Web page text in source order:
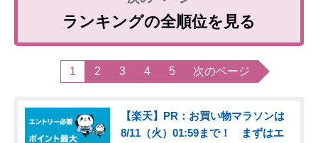
ランキングの全順位を見る
1 2 3 4 5 次のページ
【楽天】PR：お買い物マラソンは
8/11（火）01:59まで！ まずはエ